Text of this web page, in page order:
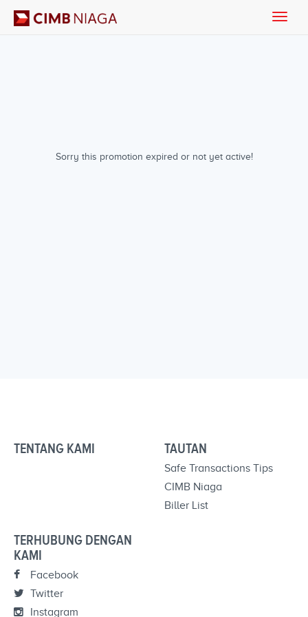
Sorry this promotion expired or not yet active!
Toggle
TENTANG KAMI TAUTAN
Safe Transactions Tips
CIMB Niaga
Biller List
TERHUBUNG DENGAN
KAMI
Facebook
Twitter
Instagram